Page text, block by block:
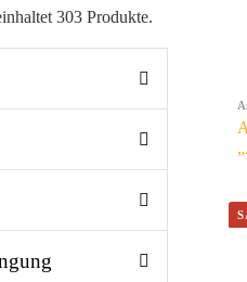
303 Produkte.